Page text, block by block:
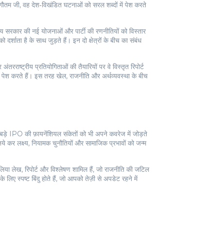
जी, वह देश‑विखंडित घटनाओं को सरल शब्दों में पेश करते
की नई योजनाओं और पार्टी की रणनीतियों को विस्तार
दर्शाता है के साथ जुड़ते हैं। इन दो क्षेत्रों के बीच का संबंध
प्रतियोगिताओं की तैयारियों पर वे विस्तृत रिपोर्ट
पेश करते हैं। इस तरह खेल, राजनीति और अर्थव्यवस्था के बीच
बड़े IPO की फ़ायनेंशियल संकेतों को भी अपने कवरेज में जोड़ते
लक्ष्य, नियामक चुनौतियों और सामाजिक प्रभावों को जन्म
लेख, रिपोर्ट और विश्लेषण शामिल हैं, जो राजनीति की जटिल
लिए स्पष्ट बिंदु होते हैं, जो आपको तेज़ी से अपडेट रहने में